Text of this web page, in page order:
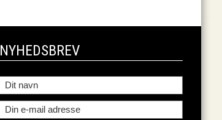
NYHEDSBREV